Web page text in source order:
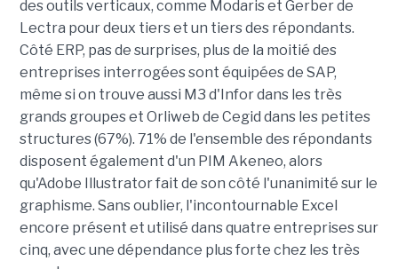
des outils verticaux, comme Modaris et Gerber de
Lectra pour deux tiers et un tiers des répondants.
Côté ERP, pas de surprises, plus de la moitié des
entreprises interrogées sont équipées de SAP,
même si on trouve aussi M3 d'Infor dans les très
grands groupes et Orliweb de Cegid dans les petites
structures (67%). 71% de l'ensemble des répondants
disposent également d'un PIM Akeneo, alors
qu'Adobe Illustrator fait de son côté l'unanimité sur le
graphisme. Sans oublier, l'incontournable Excel
encore présent et utilisé dans quatre entreprises sur
cinq, avec une dépendance plus forte chez les très